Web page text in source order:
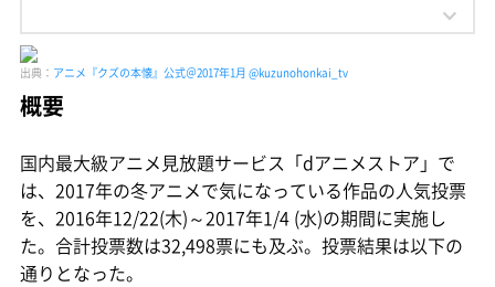
出典： アニメ『クズの本懐』公式＠2017年1月 @kuzunohonkai_tv
概要
国内最大級アニメ見放題サービス「dアニメストア」で
は、2017年の冬アニメで気になっている作品の人気投票
を、2016年12/22(木)～2017年1/4 (水)の期間に実施し
た。合計投票数は32,498票にも及ぶ。投票結果は以下の
通りとなった。